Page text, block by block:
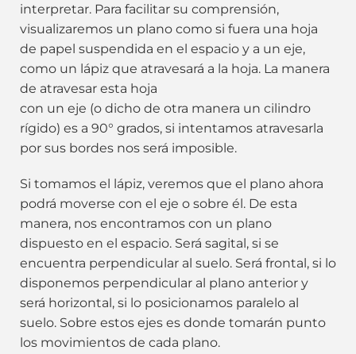
interpretar. Para facilitar su comprensión,
visualizaremos un plano como si fuera una hoja
de papel suspendida en el espacio y a un eje,
como un lápiz que atravesará a la hoja. La manera
de atravesar esta hoja
con un eje (o dicho de otra manera un cilindro
rígido) es a 90° grados, si intentamos atravesarla
por sus bordes nos será imposible.
Si tomamos el lápiz, veremos que el plano ahora
podrá moverse con el eje o sobre él. De esta
manera, nos encontramos con un plano
dispuesto en el espacio. Será sagital, si se
encuentra perpendicular al suelo. Será frontal, si lo
disponemos perpendicular al plano anterior y
será horizontal, si lo posicionamos paralelo al
suelo. Sobre estos ejes es donde tomarán punto
los movimientos de cada plano.